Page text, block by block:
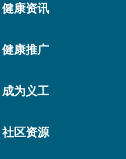
健康资讯
健康推广
成为义工
社区资源